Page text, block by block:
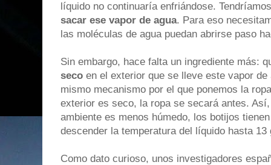
líquido no continuaría enfriándose.
sacar ese vapor de agua. Para eso
las moléculas de agua puedan abrirse paso
Sin embargo, hace falta un ingrediente más:
seco en el exterior que se lleve este vapor
mismo mecanismo por el que ponemos la
exterior es seco, la ropa se secará antes.
ambiente es menos húmedo, los botijos
descender la temperatura del líquido hasta
Como dato curioso, unos investigadores